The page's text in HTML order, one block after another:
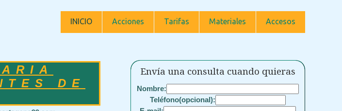
INICIO Acciones Tarifas Materiales Accesos
DE
Envía una consulta cuando quieras
Nombre:
Teléfono(opcional):